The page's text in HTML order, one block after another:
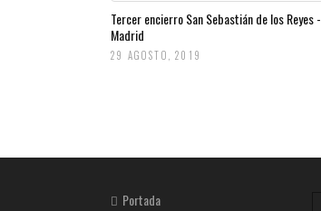
Tercer encierro San Sebastián de los Reyes -
Madrid
29 AGOSTO, 2019
Portada